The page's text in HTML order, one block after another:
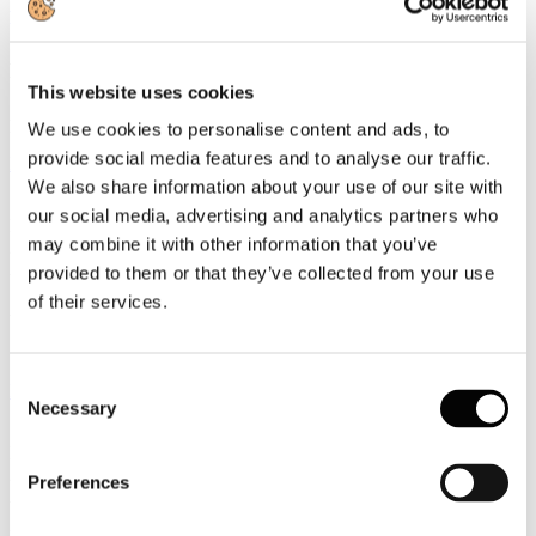
This website uses cookies
We use cookies to personalise content and ads, to
provide social media features and to analyse our traffic.
We also share information about your use of our site with
our social media, advertising and analytics partners who
may combine it with other information that you’ve
provided to them or that they’ve collected from your use
of their services.
Selection
Necessary
Preferences
Documenti
Strumenti, metodologie ed azioni per favorire ed accompagnare i
processi di networking: scarica tutte le presentazioni dei relatori
Leggi tutto...
Dicembre
2013
Astoi
ASTOI NewsOnLine - Periodo dal 9 al 13 dicembre 2013
2013
Associazione Italiana Confindustria Alberghi